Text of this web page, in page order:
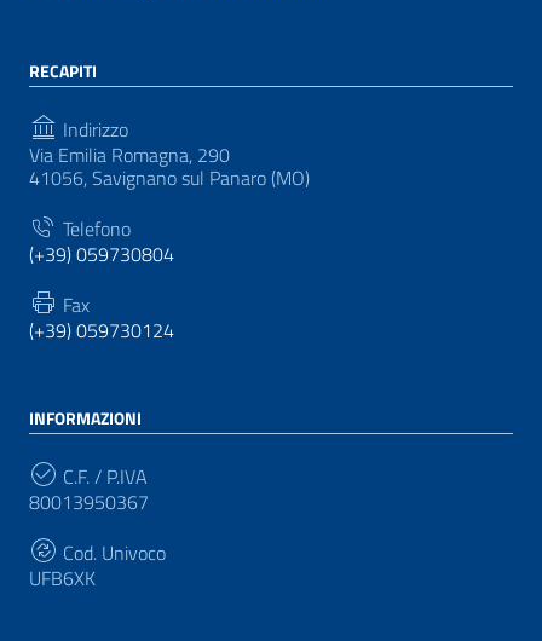
RECAPITI
Indirizzo
Via Emilia Romagna, 290
41056, Savignano sul Panaro (MO)
Telefono
(+39) 059730804
Fax
(+39) 059730124
INFORMAZIONI
C.F. / P.IVA
80013950367
Cod. Univoco
UFB6XK